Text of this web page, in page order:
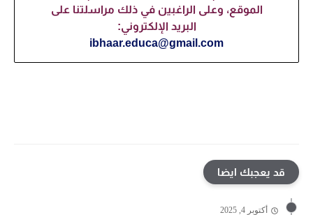
الموقع، وعلى الراغبين في ذلك مراسلتنا على
البريد الإلكتروني:
ibhaar.educa@gmail.com
قد يعجبك ايضا
أكتوبر 4, 2025